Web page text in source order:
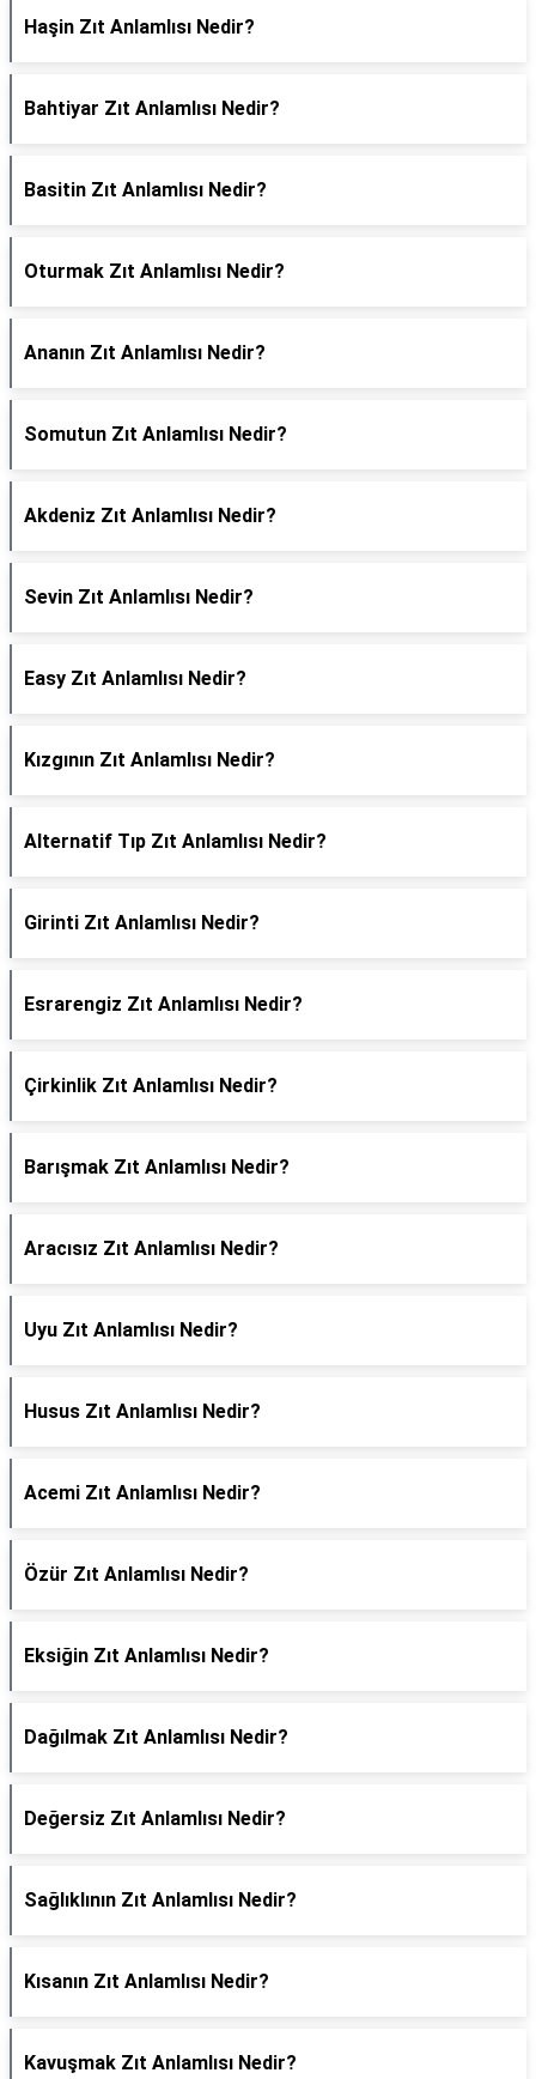
Haşin Zıt Anlamlısı Nedir?
Bahtiyar Zıt Anlamlısı Nedir?
Basitin Zıt Anlamlısı Nedir?
Oturmak Zıt Anlamlısı Nedir?
Ananın Zıt Anlamlısı Nedir?
Somutun Zıt Anlamlısı Nedir?
Akdeniz Zıt Anlamlısı Nedir?
Sevin Zıt Anlamlısı Nedir?
Easy Zıt Anlamlısı Nedir?
Kızgının Zıt Anlamlısı Nedir?
Alternatif Tıp Zıt Anlamlısı Nedir?
Girinti Zıt Anlamlısı Nedir?
Esrarengiz Zıt Anlamlısı Nedir?
Çirkinlik Zıt Anlamlısı Nedir?
Barışmak Zıt Anlamlısı Nedir?
Aracısız Zıt Anlamlısı Nedir?
Uyu Zıt Anlamlısı Nedir?
Husus Zıt Anlamlısı Nedir?
Acemi Zıt Anlamlısı Nedir?
Özür Zıt Anlamlısı Nedir?
Eksiğin Zıt Anlamlısı Nedir?
Dağılmak Zıt Anlamlısı Nedir?
Değersiz Zıt Anlamlısı Nedir?
Sağlıklının Zıt Anlamlısı Nedir?
Kısanın Zıt Anlamlısı Nedir?
Kavuşmak Zıt Anlamlısı Nedir?